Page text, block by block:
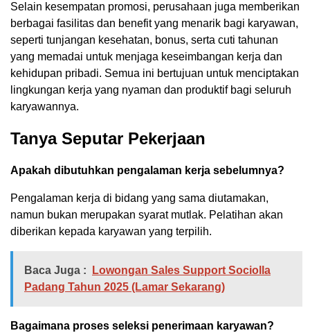
Selain kesempatan promosi, perusahaan juga memberikan
berbagai fasilitas dan benefit yang menarik bagi karyawan,
seperti tunjangan kesehatan, bonus, serta cuti tahunan
yang memadai untuk menjaga keseimbangan kerja dan
kehidupan pribadi. Semua ini bertujuan untuk menciptakan
lingkungan kerja yang nyaman dan produktif bagi seluruh
karyawannya.
Tanya Seputar Pekerjaan
Apakah dibutuhkan pengalaman kerja sebelumnya?
Pengalaman kerja di bidang yang sama diutamakan,
namun bukan merupakan syarat mutlak. Pelatihan akan
diberikan kepada karyawan yang terpilih.
Baca Juga :
Lowongan Sales Support Sociolla
Padang Tahun 2025 (Lamar Sekarang)
Bagaimana proses seleksi penerimaan karyawan?